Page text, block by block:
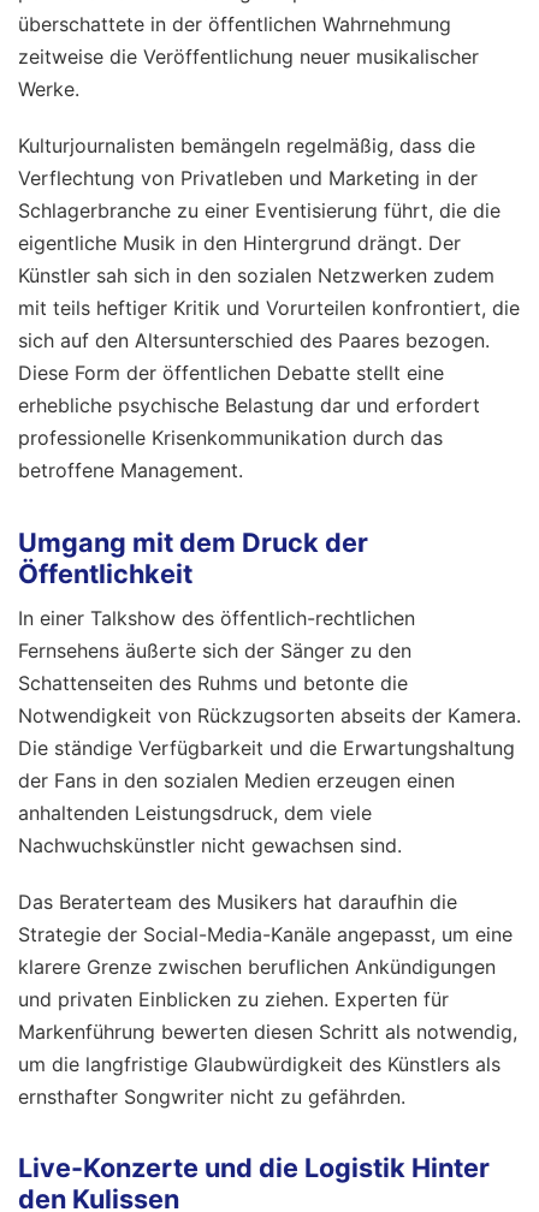
überschattete in der öffentlichen Wahrnehmung
zeitweise die Veröffentlichung neuer musikalischer
Werke.
Kulturjournalisten bemängeln regelmäßig, dass die
Verflechtung von Privatleben und Marketing in der
Schlagerbranche zu einer Eventisierung führt, die die
eigentliche Musik in den Hintergrund drängt. Der
Künstler sah sich in den sozialen Netzwerken zudem
mit teils heftiger Kritik und Vorurteilen konfrontiert, die
sich auf den Altersunterschied des Paares bezogen.
Diese Form der öffentlichen Debatte stellt eine
erhebliche psychische Belastung dar und erfordert
professionelle Krisenkommunikation durch das
betroffene Management.
Umgang mit dem Druck der
Öffentlichkeit
In einer Talkshow des öffentlich-rechtlichen
Fernsehens äußerte sich der Sänger zu den
Schattenseiten des Ruhms und betonte die
Notwendigkeit von Rückzugsorten abseits der Kamera.
Die ständige Verfügbarkeit und die Erwartungshaltung
der Fans in den sozialen Medien erzeugen einen
anhaltenden Leistungsdruck, dem viele
Nachwuchskünstler nicht gewachsen sind.
Das Beraterteam des Musikers hat daraufhin die
Strategie der Social-Media-Kanäle angepasst, um eine
klarere Grenze zwischen beruflichen Ankündigungen
und privaten Einblicken zu ziehen. Experten für
Markenführung bewerten diesen Schritt als notwendig,
um die langfristige Glaubwürdigkeit des Künstlers als
ernsthafter Songwriter nicht zu gefährden.
Live-Konzerte und die Logistik Hinter
den Kulissen